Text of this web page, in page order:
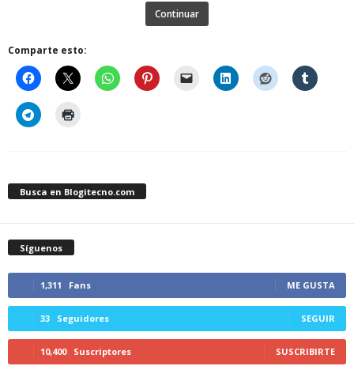
Continuar
Comparte esto:
Busca en Blogitecno.com
Síguenos
1,311 Fans ME GUSTA
33 Seguidores SEGUIR
10,400 Suscriptores SUSCRIBIRTE